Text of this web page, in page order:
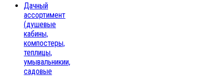
Дачный
ассортимент
(душевые
кабины,
компостеры,
теплицы,
умывальникии,
садовые